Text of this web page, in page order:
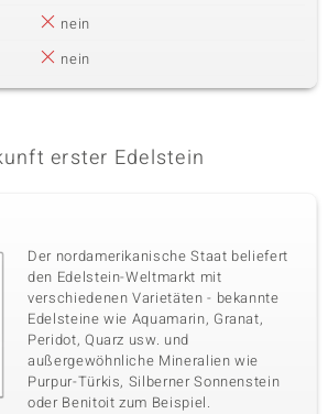
nein
nein
erster Edelstein
Der nordamerikanische Staat beliefert
den Edelstein-Weltmarkt mit
verschiedenen Varietäten - bekannte
Edelsteine wie Aquamarin, Granat,
Peridot, Quarz usw. und
außergewöhnliche Mineralien wie
Purpur-Türkis, Silberner Sonnenstein
oder Benitoit zum Beispiel.